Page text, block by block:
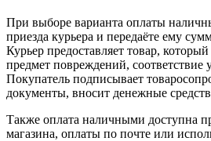
При выборе варианта оплаты
приезда курьера и передаёте ему
Курьер предоставляет товар,
предмет повреждений, соответствие
Покупатель подписывает
документы, вносит денежные
Также оплата наличными доступна
магазина, оплаты по почте или